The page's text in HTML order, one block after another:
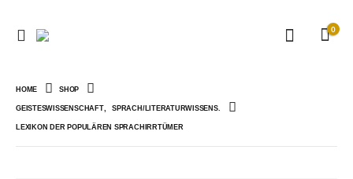
0
HOME SHOP
GEISTESWISSENSCHAFT, SPRACH/LITERATURWISSENS.
LEXIKON DER POPULÄREN SPRACHIRRTÜMER